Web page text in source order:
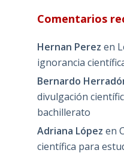
Comentarios
Hernan Perez en
ignorancia
Bernardo
divulgación
bachillerato
Adriana López en
científica para